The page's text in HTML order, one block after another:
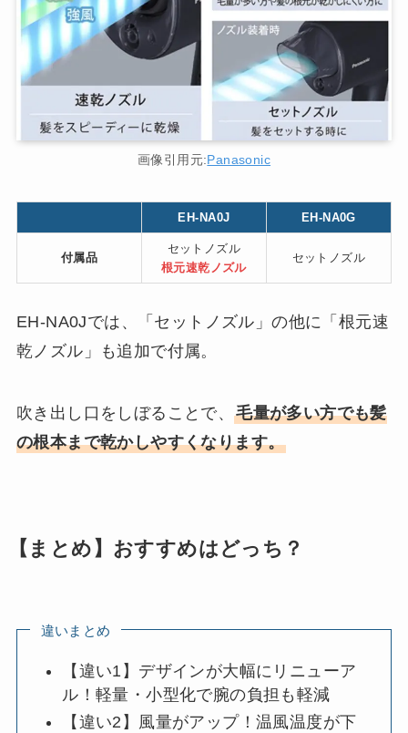
画像引用元:Panasonic
EH-NA0J EH-NA0G
付属品
セットノズル
根元速乾ノズル
セットノズル
EH-NA0Jでは、「セットノズル」の他に「根元速
乾ノズル」も追加で付属。
吹き出し口をしぼることで、毛量が多い方でも髪
の根本まで乾かしやすくなります。
【まとめ】おすすめはどっち？
違いまとめ
【違い1】デザインが大幅にリニューア
ル！軽量・小型化で腕の負担も軽減
【違い2】風量がアップ！温風温度が下